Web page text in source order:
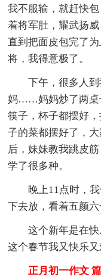
我不服输，就赶快
着将军肚，耀武扬
直到把面皮包完了
将，我得意极了。
下午，很多人到
妈……妈妈炒了两桌
筷子，杯子都摆好
子的菜都摆好了，
后，妹妹教我跳皮
学了很多种。
晚上11点时，我
下去放，看着五颜
这个新年是在快
这个春节我又快乐又
正月初一作文